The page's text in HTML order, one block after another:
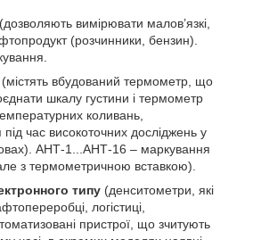
(дозволяють вимірювати малов’язкі,
(розчинники, бензин).
(містять вбудований термометр, що
шкалу густини і термометр
коливань,
час високоточних досліджень у
АНТ-1...АНТ-16 – маркування
з термометричною вставкою).
типу (денситометри, які
логістиці,
пристрої, що зчитують